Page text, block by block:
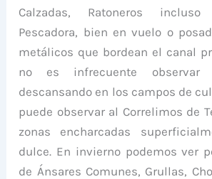
Calzadas, Ratoneros
Pescadora, bien en vuelo o
metálicos que bordean el canal
no es infrecuente observar
descansando en los campos de
puede observar al Correlimos de
zonas encharcadas
dulce. En invierno podemos ver
de Ánsares Comunes, Grullas,